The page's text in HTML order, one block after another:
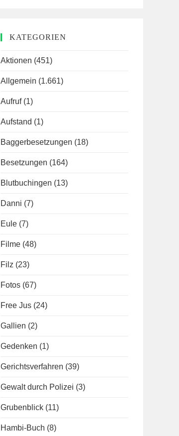
KATEGORIEN
Aktionen (451)
Allgemein (1.661)
Aufruf (1)
Aufstand (1)
Baggerbesetzungen (18)
Besetzungen (164)
Blutbuchingen (13)
Danni (7)
Eule (7)
Filme (48)
Filz (23)
Fotos (67)
Free Jus (24)
Gallien (2)
Gedenken (1)
Gerichtsverfahren (39)
Gewalt durch Polizei (3)
Grubenblick (11)
Hambi-Buch (8)